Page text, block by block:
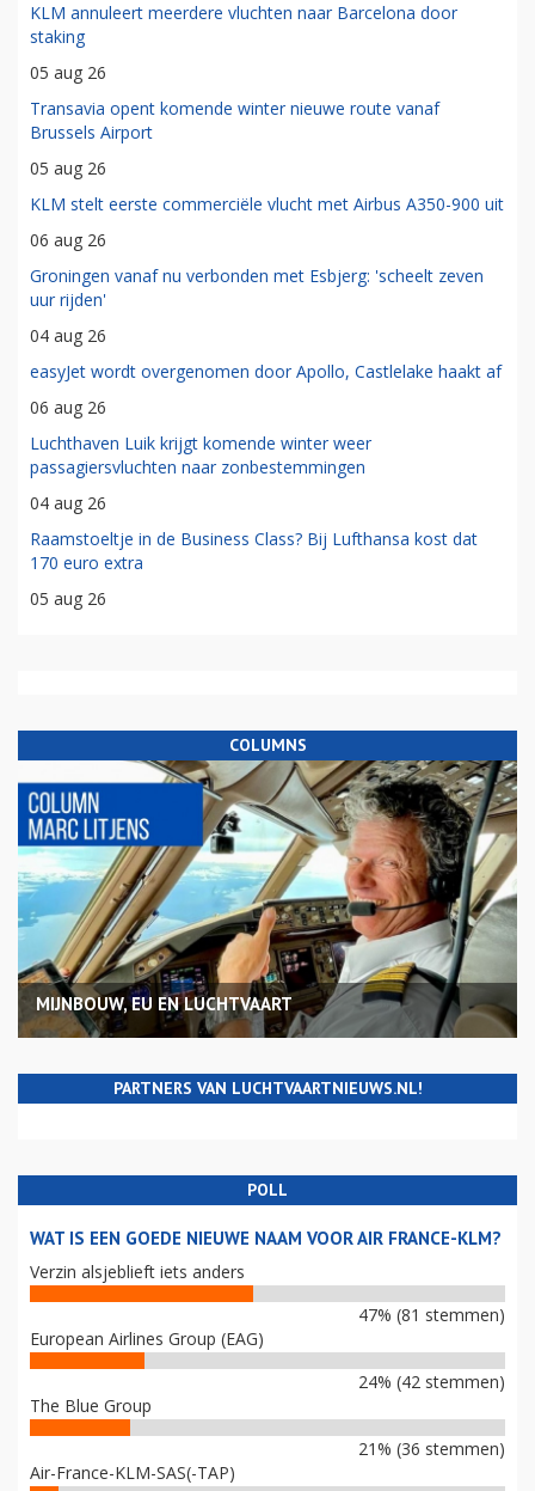
KLM annuleert meerdere vluchten naar Barcelona door
staking
05 aug 26
Transavia opent komende winter nieuwe route vanaf
Brussels Airport
05 aug 26
KLM stelt eerste commerciële vlucht met Airbus A350-900 uit
06 aug 26
Groningen vanaf nu verbonden met Esbjerg: 'scheelt zeven
uur rijden'
04 aug 26
easyJet wordt overgenomen door Apollo, Castlelake haakt af
06 aug 26
Luchthaven Luik krijgt komende winter weer
passagiersvluchten naar zonbestemmingen
04 aug 26
Raamstoeltje in de Business Class? Bij Lufthansa kost dat
170 euro extra
05 aug 26
COLUMNS
MIJNBOUW, EU EN LUCHTVAART
PARTNERS VAN LUCHTVAARTNIEUWS.NL!
POLL
WAT IS EEN GOEDE NIEUWE NAAM VOOR AIR FRANCE-KLM?
Verzin alsjeblieft iets anders
47% (81 stemmen)
European Airlines Group (EAG)
24% (42 stemmen)
The Blue Group
21% (36 stemmen)
Air-France-KLM-SAS(-TAP)